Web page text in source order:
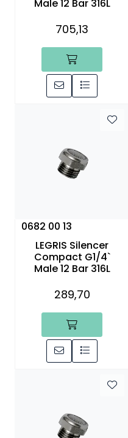
Male 12 Bar 316L
705,13
0682 00 13
LEGRIS Silencer
Compact G1/4`
Male 12 Bar 316L
289,70